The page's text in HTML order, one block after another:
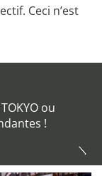
Ceci n’est
ou
!